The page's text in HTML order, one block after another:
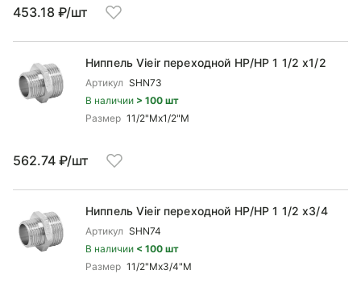
453.18 ₽/шт
Ниппель Vieir переходной НР/НР 1 1/2 x1/2
Артикул SHN73
В наличии > 100 шт
Размер 11/2"Mx1/2"М
562.74 ₽/шт
Ниппель Vieir переходной НР/НР 1 1/2 x3/4
Артикул SHN74
В наличии < 100 шт
Размер 11/2"Mx3/4"М